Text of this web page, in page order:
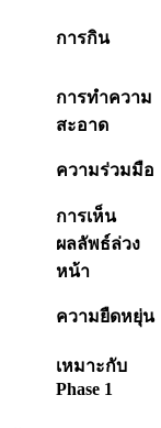
การกิน
การทำความ
สะอาด
ความร่วมมือ
การเห็น
ผลลัพธ์ล่วง
หน้า
ความยืดหยุ่น
เหมาะกับ
Phase 1